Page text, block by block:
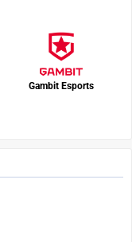
Gambit Esports